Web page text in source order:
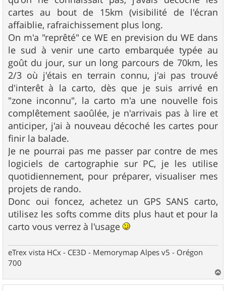
cartes au bout de 15km (visibilité de l'écran
affaiblie, rafraichissement plus long.
On m'a "reprêté" ce WE en prevision du WE dans
le sud à venir une carto embarquée typée au
goût du jour, sur un long parcours de 70km, les
2/3 où j'étais en terrain connu, j'ai pas trouvé
d'interêt à la carto, dès que je suis arrivé en
"zone inconnu", la carto m'a une nouvelle fois
complêtement saoûlée, je n'arrivais pas à lire et
anticiper, j'ai à nouveau décoché les cartes pour
finir la balade.
Je ne pourrai pas me passer par contre de mes
logiciels de cartographie sur PC, je les utilise
quotidiennement, pour préparer, visualiser mes
projets de rando.
Donc oui foncez, achetez un GPS SANS carto,
utilisez les softs comme dits plus haut et pour la
carto vous verrez à l'usage
eTrex vista HCx - CE3D - Memorymap Alpes v5 - Orégon
700
a